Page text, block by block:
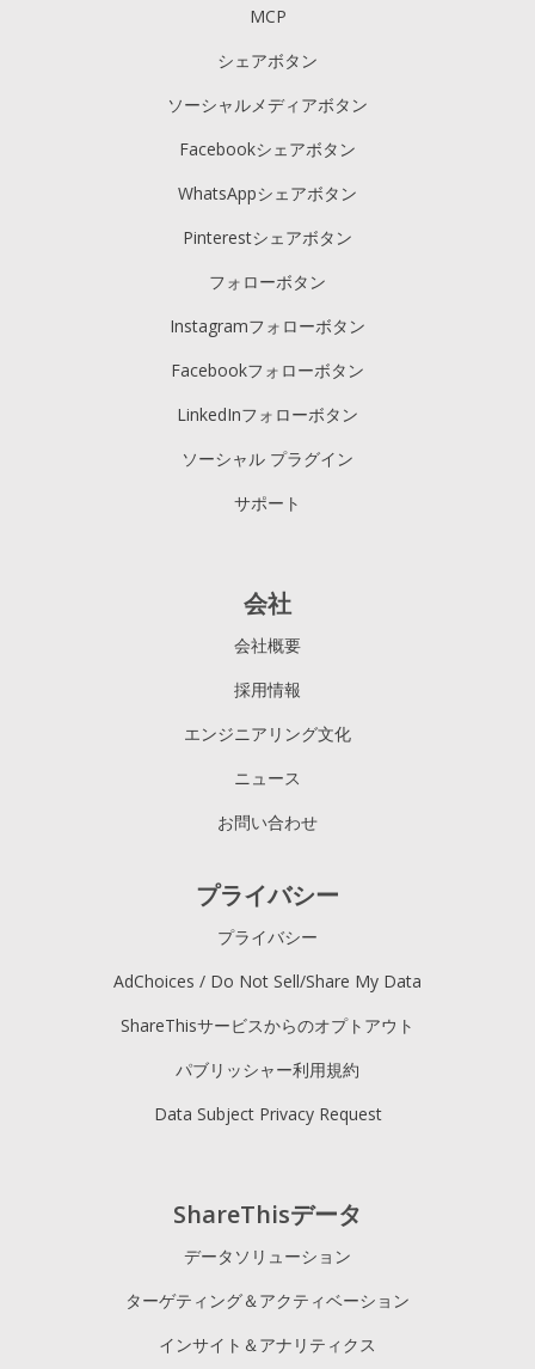
MCP
シェアボタン
ソーシャルメディアボタン
Facebookシェアボタン
WhatsAppシェアボタン
Pinterestシェアボタン
フォローボタン
Instagramフォローボタン
Facebookフォローボタン
LinkedInフォローボタン
ソーシャル プラグイン
サポート
ShareThisデータ
データソリューション
ターゲティング＆アクティベーション
インサイト＆アナリティクス
会社
会社概要
採用情報
エンジニアリング文化
ニュース
お問い合わせ
プライバシー
プライバシー
AdChoices / Do Not Sell/Share My Data
ShareThisサービスからのオプトアウト
パブリッシャー利用規約
Data Subject Privacy Request